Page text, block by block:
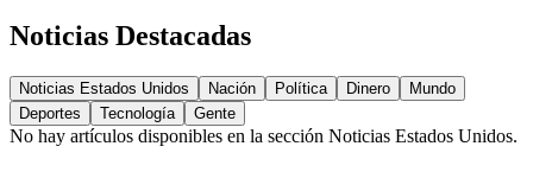
Noticias Destacadas
Noticias Estados Unidos Nación Política Dinero
Mundo
Deportes
Tecnología Gente
No hay artículos disponibles en la sección Noticias Estados Unidos.